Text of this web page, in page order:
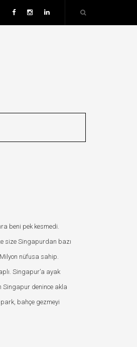
beni pek kesmedi.
size Singapurdan bazı
nüfusa sahip.
Singapur’a ayak
Singapur denince akla
bahçe gezmeyi